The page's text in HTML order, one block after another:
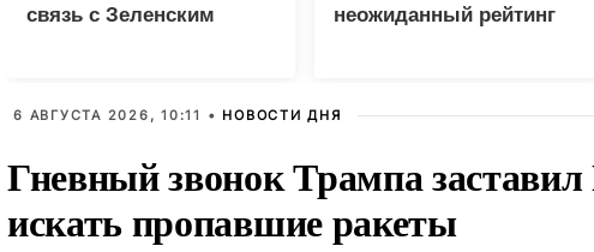
связь с Зеленским
неожиданный рейтинг
6 АВГУСТА 2026, 10:11 • НОВОСТИ ДНЯ
Гневный звонок Трампа
искать пропавшие ракеты